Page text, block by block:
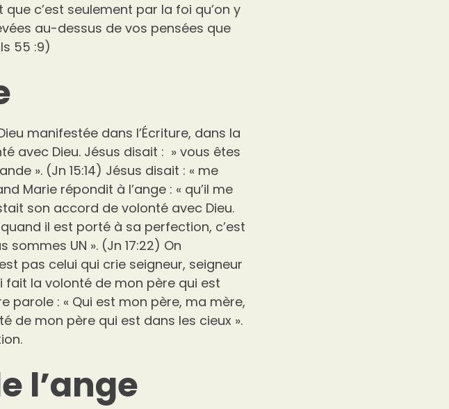
c’est seulement par la foi qu’on y
au-dessus de vos pensées que
55 :9)
manifestée dans l’Écriture, dans la
avec Dieu. Jésus disait : » vous êtes
». (Jn 15:14) Jésus disait : « me
Marie répondit à l’ange : « qu’il me
son accord de volonté avec Dieu.
il est porté à sa perfection, c’est
UN ». (Jn 17:22) On
pas celui qui crie seigneur, seigneur
fait la volonté de mon père qui est
parole : « Qui est mon père, ma mère,
de mon père qui est dans les cieux ».
l’ange